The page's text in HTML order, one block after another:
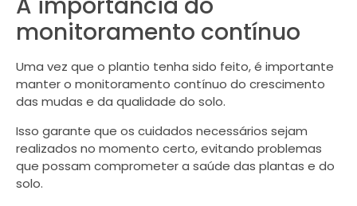
monitoramento contínuo
Uma vez que o plantio tenha sido feito, é importante
manter o monitoramento contínuo do crescimento
das mudas e da qualidade do solo.
Isso garante que os cuidados necessários sejam
realizados no momento certo, evitando problemas
que possam comprometer a saúde das plantas e do
solo.